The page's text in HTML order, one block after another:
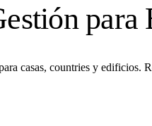
para
casas, countries y edificios.